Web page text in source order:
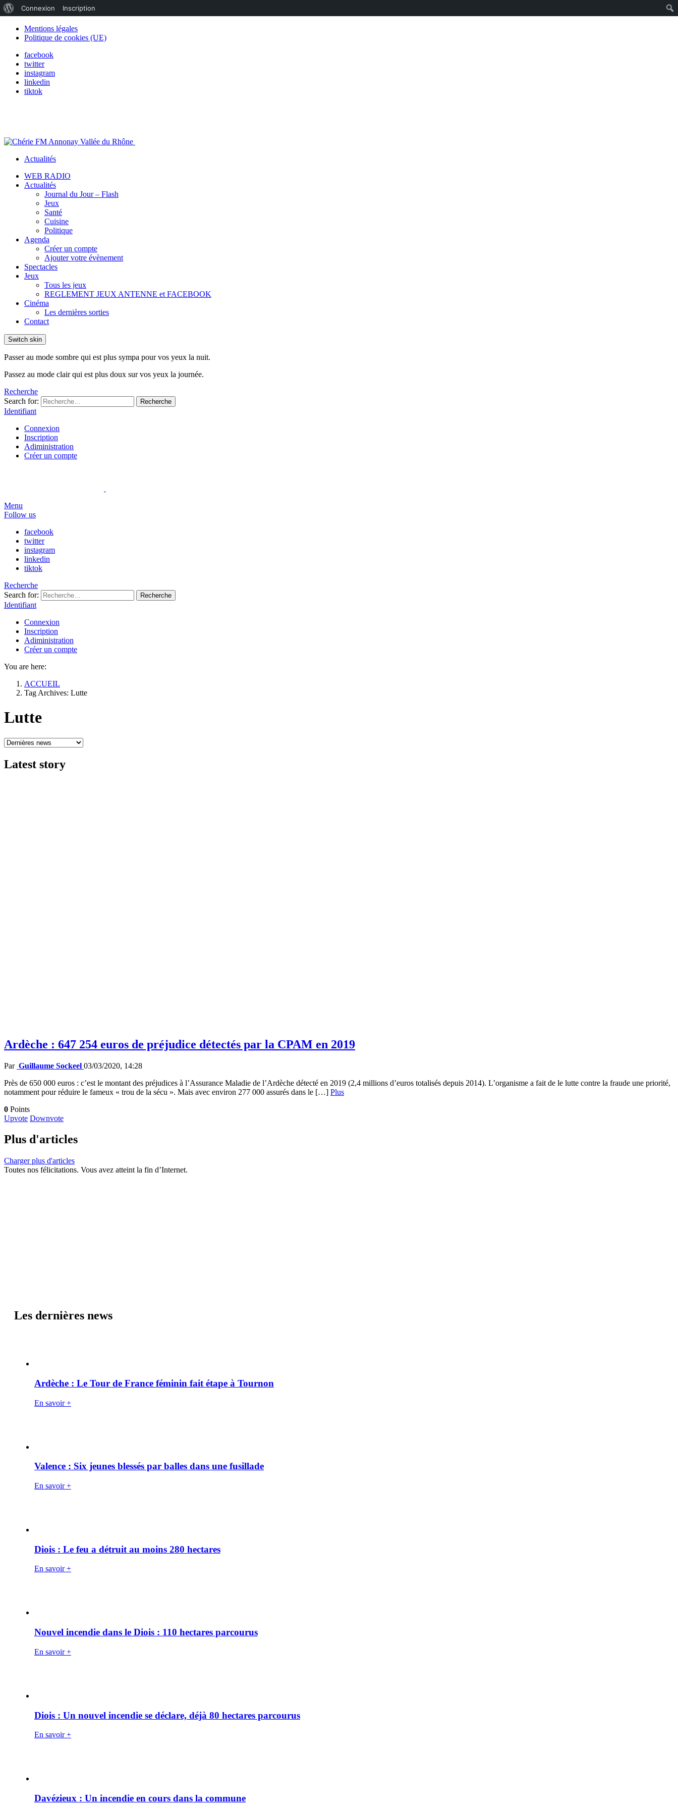
Mentions légales
Politique de cookies (UE)
facebook
twitter
instagram
linkedin
tiktok
Actualités
WEB RADIO
Actualités
Journal du Jour – Flash
Jeux
Santé
Cuisine
Politique
Agenda
Créer un compte
Ajouter votre évènement
Spectacles
Jeux
Tous les jeux
REGLEMENT JEUX ANTENNE et FACEBOOK
Cinéma
Les dernières sorties
Contact
Switch skin
Passer au mode sombre qui est plus sympa pour vos yeux la nuit.
Passez au mode clair qui est plus doux sur vos yeux la journée.
Recherche
Search for:
Recherche
Identifiant
Connexion
Inscription
Adiministration
Créer un compte
Menu
Follow us
facebook
twitter
instagram
linkedin
tiktok
Recherche
Search for:
Recherche
Identifiant
Connexion
Inscription
Adiministration
Créer un compte
You are here:
ACCUEIL
Tag Archives: Lutte
Lutte
Latest story
Ardèche : 647 254 euros de préjudice détectés par la CPAM en 2019
Par Guillaume Sockeel 03/03/2020, 14:28
Près de 650 000 euros : c’est le montant des préjudices à l’Assurance Maladie de l’Ardèche détecté en 2019 (2,4 millions d’euros totalisés depuis 2014). L’organisme a fait de le lutte contre la fraude une priorité,
notamment pour réduire le fameux « trou de la sécu ». Mais avec environ 277 000 assurés dans le […] Plus
0 Points
Upvote Downvote
Plus d'articles
Charger plus d'articles
Toutes nos félicitations. Vous avez atteint la fin d’Internet.
Les dernières news
Ardèche : Le Tour de France féminin fait étape à Tournon
En savoir +
Valence : Six jeunes blessés par balles dans une fusillade
En savoir +
Diois : Le feu a détruit au moins 280 hectares
En savoir +
Nouvel incendie dans le Diois : 110 hectares parcourus
En savoir +
Diois : Un nouvel incendie se déclare, déjà 80 hectares parcourus
En savoir +
Davézieux : Un incendie en cours dans la commune
de
WordPress
Connexion Inscription